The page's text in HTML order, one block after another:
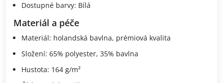
Dostupné barvy: Bílá
Materiál a péče
Materiál: holandská bavlna, prémiová kvalita
Složení: 65% polyester, 35% bavlna
Hustota: 164 g/m²